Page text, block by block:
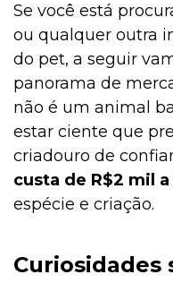
Se você está
ou qualquer outra
do pet, a seguir
panorama de
não é um animal
estar ciente que
criadouro de
custa de R$2 mil a
espécie e criação.
Curiosidades